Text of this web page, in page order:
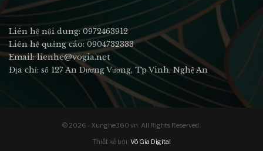
Liên hệ nội dung: 0972463912
Liên hệ quảng cáo: 0904732333
Email: lienhe@vogia.net
Địa chỉ: số 127 An Dương Vương, Tp Vinh, Nghệ An
© 2026 - Xunghe360.vn. All Rights Reserved.
Thiết kế bởi: Võ Gia Digital